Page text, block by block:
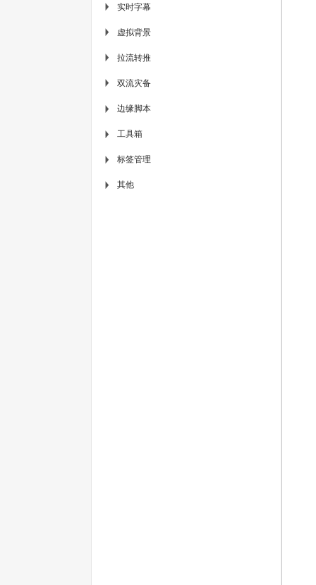
▶ 实时字幕
▶ 虚拟背景
▶ 拉流转推
▶ 双流灾备
▶ 边缘脚本
▶ 工具箱
▶ 标签管理
▶ 其他